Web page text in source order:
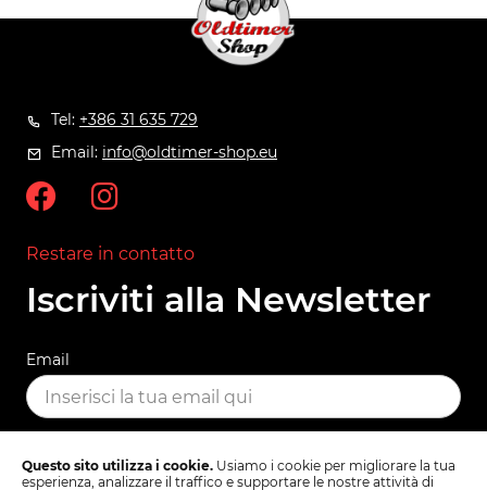
Tel: +386 31 635 729
Email: info@oldtimer-shop.eu
Restare in contatto
Iscriviti alla Newsletter
Email
ISCRIVITI
Questo sito utilizza i cookie. Usiamo i cookie per migliorare la tua
esperienza, analizzare il traffico e supportare le nostre attività di